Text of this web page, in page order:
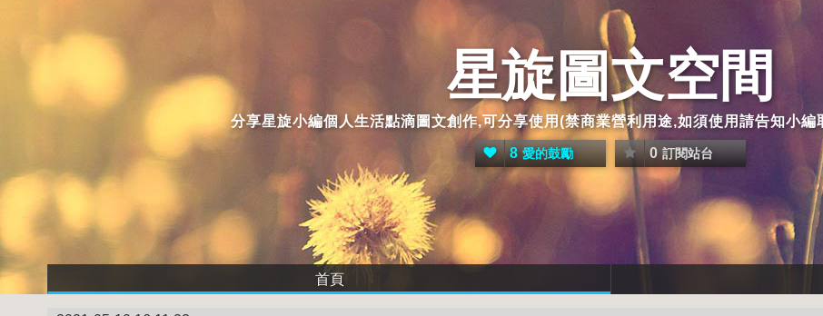
星旋圖文空間
分享星旋小編個人生活點滴圖文創作,可分享使用(禁商業營利用途,如須使用請告知小編
8 愛的鼓勵 0 訂閱站台
首頁